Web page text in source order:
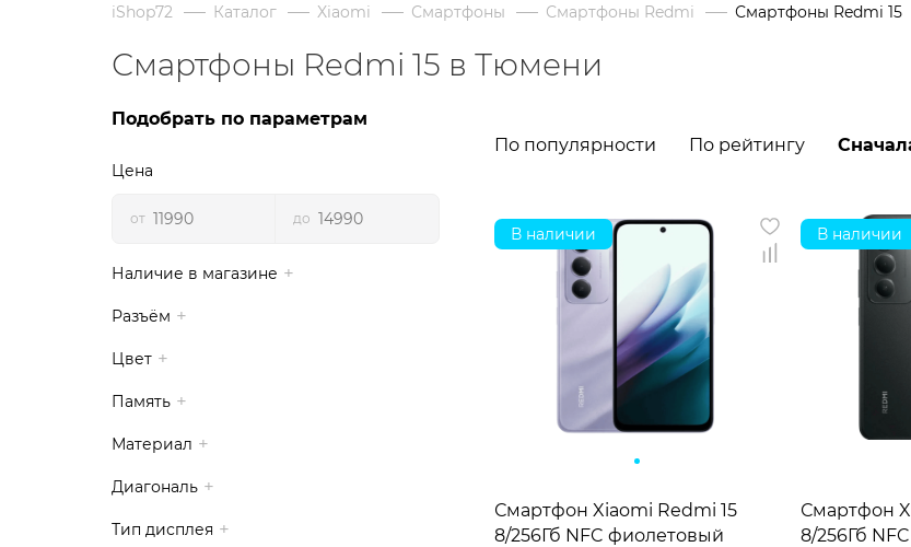
iShop72 Каталог Xiaomi Смартфоны Смартфоны Redmi Смартфоны Redmi 15
Смартфоны Redmi 15 в Тюмени
Подобрать по параметрам
Цена
от до
Наличие в магазине
Разъём
Цвет
Память
Материал
Диагональ
Тип дисплея
По популярности По рейтингу
В наличии
Смартфон Xiaomi Redmi 15
8/256Гб NFC фиолетовый
В наличии
Смартфон
8/256Гб